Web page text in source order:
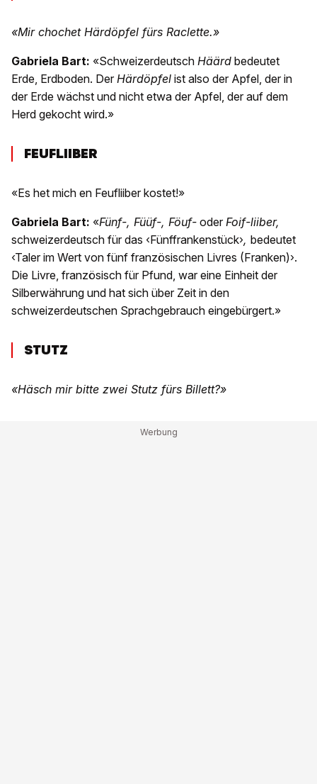
«Mir chochet Härdöpfel fürs Raclette.»
Gabriela Bart: «Schweizerdeutsch Häärd bedeutet
Erde, Erdboden. Der Härdöpfel ist also der Apfel, der in
der Erde wächst und nicht etwa der Apfel, der auf dem
Herd gekocht wird.»
FEUFLIIBER
«Es het mich en Feufliiber kostet!»
Gabriela Bart: «Fünf-, Füüf-, Föuf- oder Foif-liiber,
schweizerdeutsch für das ‹Fünffrankenstück›, bedeutet
‹Taler im Wert von fünf französischen Livres (Franken)›.
Die Livre, französisch für Pfund, war eine Einheit der
Silberwährung und hat sich über Zeit in den
schweizerdeutschen Sprachgebrauch eingebürgert.»
STUTZ
«Häsch mir bitte zwei Stutz fürs Billett?»